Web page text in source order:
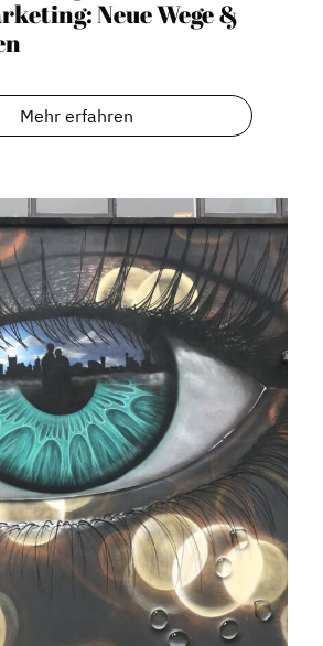
Neue Wege &
Mehr erfahren